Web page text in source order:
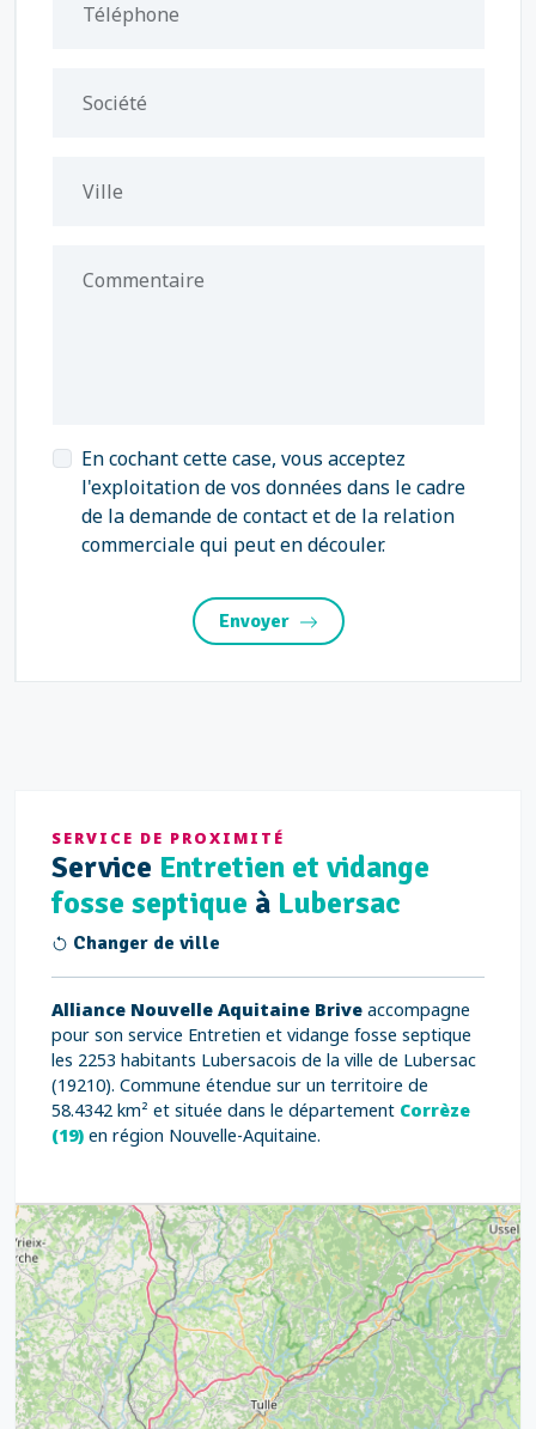
Téléphone
Société
Ville
Commentaire
En cochant cette case, vous acceptez
l'exploitation de vos données dans le cadre
de la demande de contact et de la relation
commerciale qui peut en découler.
Envoyer
SERVICE DE PROXIMITÉ
Service Entretien et vidange
fosse septique à Lubersac
Changer de ville
Alliance Nouvelle Aquitaine Brive accompagne
pour son service Entretien et vidange fosse septique
les 2253 habitants Lubersacois de la ville de Lubersac
(19210). Commune étendue sur un territoire de
58.4342 km² et située dans le département Corrèze
(19) en région Nouvelle-Aquitaine.
3
6
5
6
6
12
7
8
6
7
8
17